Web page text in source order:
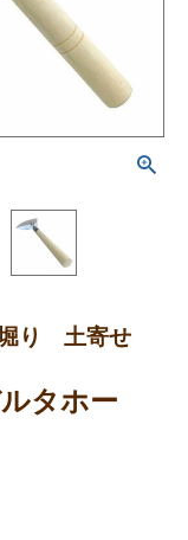
り 土寄せ
タホー